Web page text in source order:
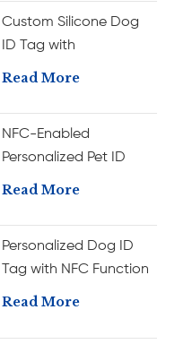
Custom Silicone Dog
ID Tag with
Personalized NFC
Tag
Read More
NFC-Enabled
Personalized Pet ID
Tag, Custom Silicone
Read More
Personalized Dog ID
Tag with NFC Function
Custom Silicone Name
Read More